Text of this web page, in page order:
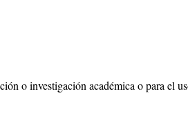
o investigación académica o para el